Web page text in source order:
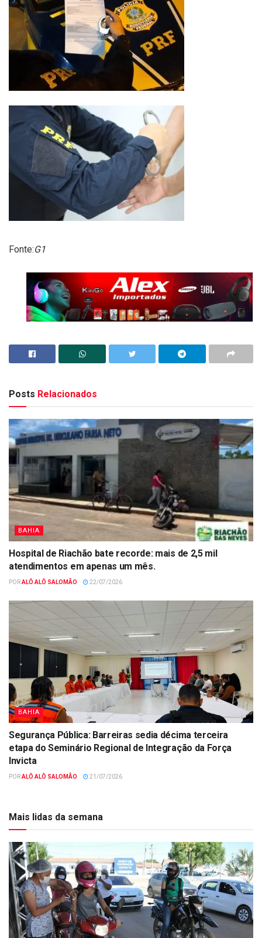
Fonte:G1
Posts Relacionados
BAHIA
Hospital de Riachão bate recorde: mais de 2,5 mil
atendimentos em apenas um mês.
PORALÔ ALÔ SALOMÃO 22/07/2026
BAHIA
Segurança Pública: Barreiras sedia décima terceira
etapa do Seminário Regional de Integração da Força
Invicta
PORALÔ ALÔ SALOMÃO 21/07/2026
Mais lidas da semana